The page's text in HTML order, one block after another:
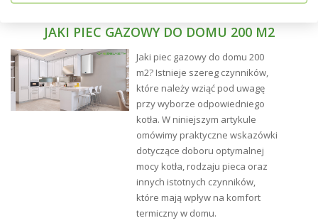
wewnętrznymi.
- Wygodne pokrętło z ogranicznikami kąta obrotu.
- Zakres obrotu siłownika – 90 stopni.
- Przyłącza zaworu w formie ośmiokąta ułatwiające
- Diody siłownika ARM ProClick informują o aktualnym
kierunku obrotu zawieradła zaworu.
- Urządzenia wyposażone w system ProClick –
pozwala na bezpośredni montaż siłownika na zaworze
bez użycia dodatkowych narzędzi.
JAKI PIEC GAZOWY DO DOMU 200 M2
Jaki piec gazowy do domu 200
m2? Istnieje szereg czynników,
które należy wziąć pod uwagę
przy wyborze odpowiedniego
kotła. W niniejszym artykule
omówimy praktyczne wskazówki
dotyczące doboru optymalnej
mocy kotła, rodzaju pieca oraz
innych istotnych czynników,
które mają wpływ na komfort
termiczny w domu.